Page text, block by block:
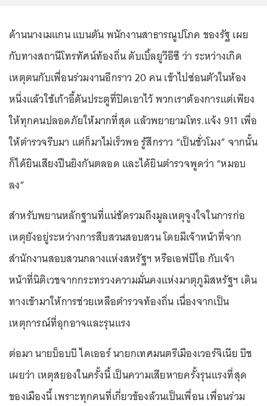
ด้านนางเมแกน แบนตัน พนักงานสาธารณูปโภค ของรัฐ เผย
กับทางสถานีโทรทัศน์ท้องถิ่น ดับเบิ้ลยูวีอีซี ว่า ระหว่างเกิด
เหตุตนกับเพื่อนร่วมงานอีกราว 20 คน เข้าไปซ่อนตัวในห้อง
หนึ่งแล้วใช้เก้าอี้ดันประตูที่ปิดเอาไว้ พวกเราต้องการแต่เพียง
ให้ทุกคนปลอดภัยให้มากที่สุด แล้วพยายามโทร.แจ้ง 911 เพื่อ
ให้ตำรวจรีบมา แต่ก็มาไม่เร็วพอ รู้สึกราว “เป็นชั่วโมง” จากนั้น
ก็ได้ยินเสียงปืนยิงกันตลอด และได้ยินตำรวจพูดว่า “หมอบ
ลง”
สำหรับพยานหลักฐานที่แน่ชัดรวมถึงมูลเหตุจูงใจในการก่อ
เหตุยังอยู่ระหว่างการสืบสวนสอบสวน โดยมีเจ้าหน้าที่จาก
สำนักงานสอบสวนกลางแห่งสหรัฐฯ หรือเอฟบีไอ กับเจ้า
หน้าที่นิติเวชจากกระทรวงความมั่นคงแห่งมาตุภูมิสหรัฐฯ เดิน
ทางเข้ามาให้การช่วยเหลือตำรวจท้องถิ่น เนื่องจากเป็น
เหตุการณ์ที่อุกอาจและรุนแรง
ต่อมา นายบ็อบบี ไดเออร์ นายกเทศมนตรีเมืองเวอร์จิเนีย บีช
เผยว่า เหตุสยองในครั้งนี้ เป็นความเสียหายครั้งรุนแรงที่สุด
ของเมืองนี้ เพราะทุกคนที่เกี่ยวข้องล้วนเป็นเพื่อน เพื่อนร่วม